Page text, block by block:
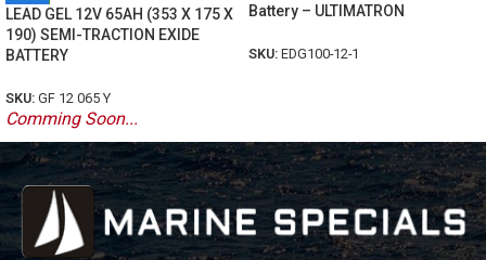
LEAD GEL 12V 65AH (353 X 175 X
190) SEMI-TRACTION EXIDE
BATTERY
SKU: GF 12 065 Y
Comming Soon...
Battery – ULTIMATRON
SKU: EDG100-12-1